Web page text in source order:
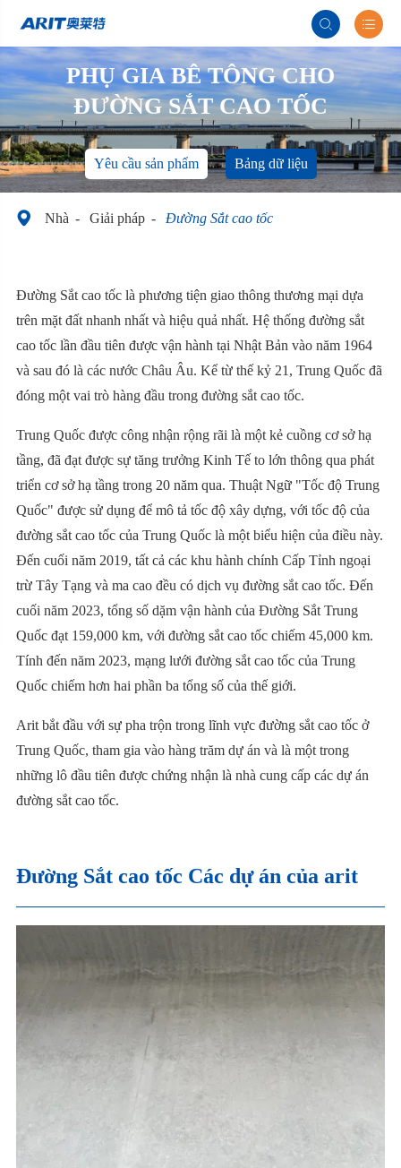
 
PHỤ GIA BÊ TÔNG CHO
ĐƯỜNG SẮT CAO TỐC
Yêu cầu sản phẩm Bảng dữ liệu
 Nhà Giải pháp Đường Sắt cao tốc
Đường Sắt cao tốc là phương tiện giao thông thương mại dựa
trên mặt đất nhanh nhất và hiệu quả nhất. Hệ thống đường sắt
cao tốc lần đầu tiên được vận hành tại Nhật Bản vào năm 1964
và sau đó là các nước Châu Âu. Kể từ thế kỷ 21, Trung Quốc đã
đóng một vai trò hàng đầu trong đường sắt cao tốc.
Trung Quốc được công nhận rộng rãi là một kẻ cuồng cơ sở hạ
tầng, đã đạt được sự tăng trưởng Kinh Tế to lớn thông qua phát
triển cơ sở hạ tầng trong 20 năm qua. Thuật Ngữ "Tốc độ Trung
Quốc" được sử dụng để mô tả tốc độ xây dựng, với tốc độ của
đường sắt cao tốc của Trung Quốc là một biểu hiện của điều này.
Đến cuối năm 2019, tất cả các khu hành chính Cấp Tỉnh ngoại
trừ Tây Tạng và ma cao đều có dịch vụ đường sắt cao tốc. Đến
cuối năm 2023, tổng số dặm vận hành của Đường Sắt Trung
Quốc đạt 159,000 km, với đường sắt cao tốc chiếm 45,000 km.
Tính đến năm 2023, mạng lưới đường sắt cao tốc của Trung
Quốc chiếm hơn hai phần ba tổng số của thế giới.
Arit bắt đầu với sự pha trộn trong lĩnh vực đường sắt cao tốc ở
Trung Quốc, tham gia vào hàng trăm dự án và là một trong
những lô đầu tiên được chứng nhận là nhà cung cấp các dự án
đường sắt cao tốc.
Đường Sắt cao tốc Các dự án của arit